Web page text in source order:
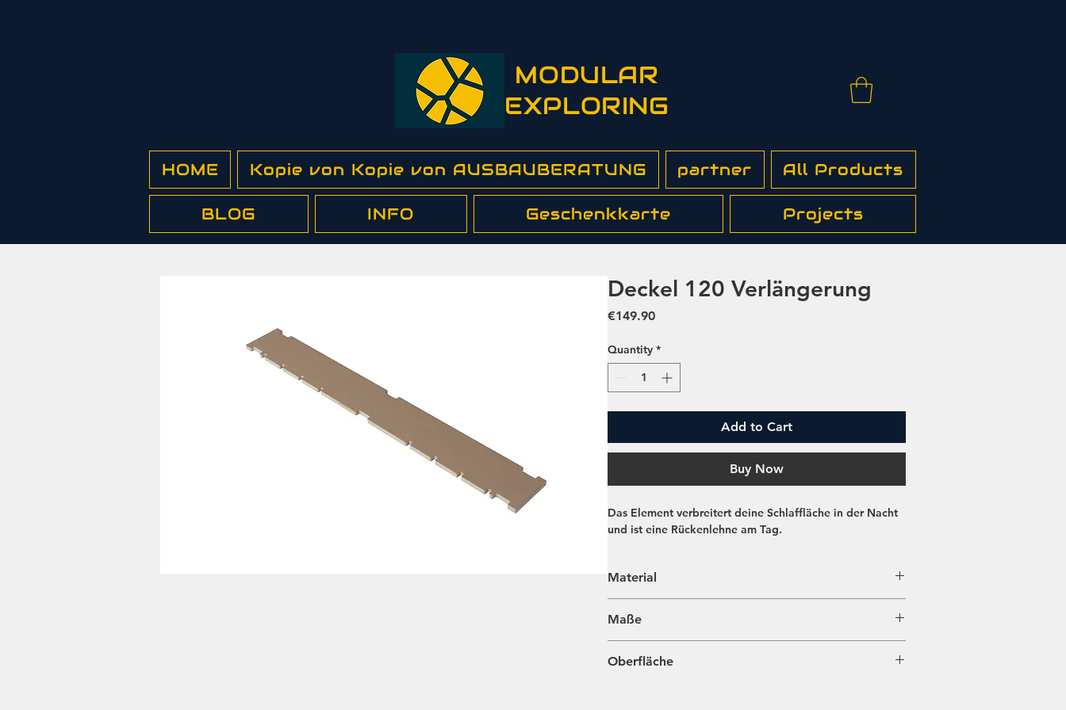
MODULAR
EXPLORING
HOME Kopie von Kopie von AUSBAUBERATUNG partner All Products
BLOG INFO Geschenkkarte Projects
Deckel 120 Verlängerung
€149.90Price
Quantity *
Add to Cart
Buy Now
Das Element verbreitert deine Schlaffläche in der Nacht
und ist eine Rückenlehne am Tag.
Material
Maße
Oberfläche